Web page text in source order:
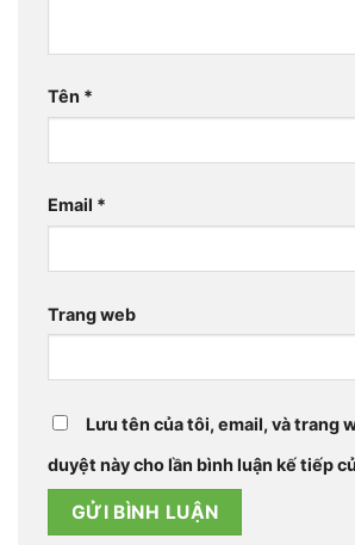
Tên *
Email *
Trang web
Lưu tên của tôi, email, và trang
duyệt này cho lần bình luận kế tiếp